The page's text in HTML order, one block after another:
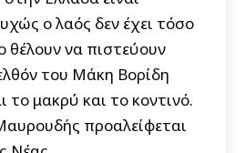
ο λαός δεν έχει τόσο
θέλουν να πιστεύουν
του Μάκη Βορίδη
το μακρύ και το κοντινό.
προαλείφεται